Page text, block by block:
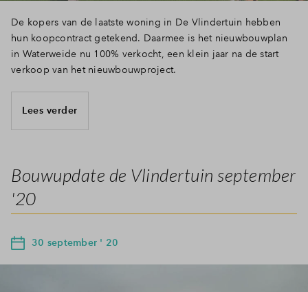
De kopers van de laatste woning in De Vlindertuin hebben
hun koopcontract getekend. Daarmee is het nieuwbouwplan
in Waterweide nu 100% verkocht, een klein jaar na de start
verkoop van het nieuwbouwproject.
Lees verder
Bouwupdate de Vlindertuin september
'20
30 september ' 20